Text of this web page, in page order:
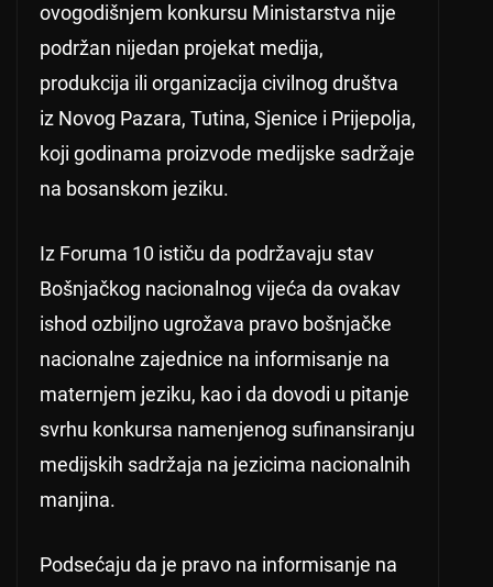
ovogodišnjem konkursu Ministarstva nije
podržan nijedan projekat medija,
produkcija ili organizacija civilnog društva
iz Novog Pazara, Tutina, Sjenice i Prijepolja,
koji godinama proizvode medijske sadržaje
na bosanskom jeziku.
Iz Foruma 10 ističu da podržavaju stav
Bošnjačkog nacionalnog vijeća da ovakav
ishod ozbiljno ugrožava pravo bošnjačke
nacionalne zajednice na informisanje na
maternjem jeziku, kao i da dovodi u pitanje
svrhu konkursa namenjenog sufinansiranju
medijskih sadržaja na jezicima nacionalnih
manjina.
Podsećaju da je pravo na informisanje na